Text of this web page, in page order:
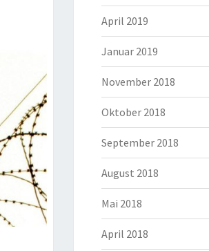
April 2019
Januar 2019
November 2018
Oktober 2018
September 2018
August 2018
Mai 2018
April 2018